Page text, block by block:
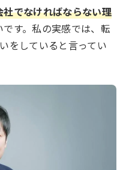
社でなければならない理
です。私の実感では、転
をしていると言ってい